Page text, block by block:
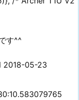
す^^
2018-05-23